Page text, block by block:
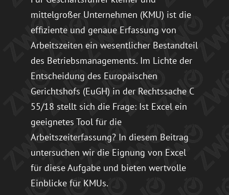
mittelgroßer Unternehmen (KMU) ist die
effiziente und genaue Erfassung von
Arbeitszeiten ein wesentlicher Bestandteil
des Betriebsmanagements. Im Lichte der
Entscheidung des Europäischen
Gerichtshofs (EuGH) in der Rechtssache C
55/18 stellt sich die Frage: Ist Excel ein
geeignetes Tool für die
Arbeitszeiterfassung? In diesem Beitrag
untersuchen wir die Eignung von Excel
für diese Aufgabe und bieten wertvolle
Einblicke für KMUs.